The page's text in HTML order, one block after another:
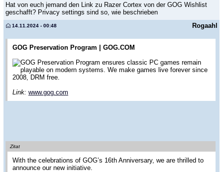
Hat von euch jemand den Link zu Razer Cortex von der GOG Wishlist
geschafft? Privacy settings sind so, wie beschrieben
Rogaahl
14.11.2024 - 00:48
GOG Preservation Program | GOG.COM
GOG Preservation Program ensures classic PC games remain
playable on modern systems. We make games live forever since
2008, DRM free.
Link: www.gog.com
Zitat
With the celebrations of GOG’s 16th Anniversary, we are thrilled to
announce our new initiative.